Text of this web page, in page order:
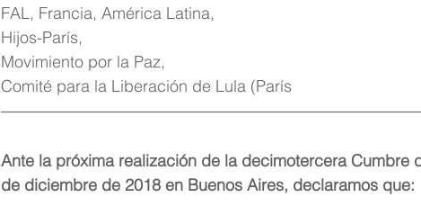
FAL, Francia, América Latina,
Hijos-París,
Movimiento por la Paz,
Comité para la Liberación de Lula (París
Ante la próxima realización de la decimotercera Cumbre
de diciembre de 2018 en Buenos Aires, declaramos que: